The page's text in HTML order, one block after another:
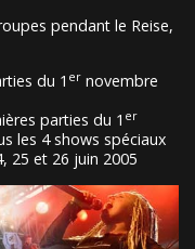
pendant le Reise,
du 1 er novembre
parties du 1 er
les 4 shows spéciaux
25 et 26 juin 2005